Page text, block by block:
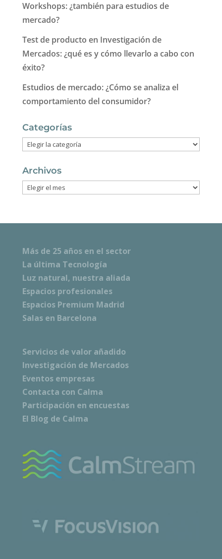
Workshops: ¿también para estudios de
mercado?
Test de producto en Investigación de
Mercados: ¿qué es y cómo llevarlo a cabo con
éxito?
Estudios de mercado: ¿Cómo se analiza el
comportamiento del consumidor?
Categorías
Categorías
Archivos
Archivos
Más de 25 años en el sector
La última Tecnología
Luz natural, nuestra aliada
Espacios profesionales
Espacios Premium Madrid
Salas en Barcelona
Servicios de valor añadido
Investigación de Mercados
Eventos empresas
Contacta con Calma
Participación en encuestas
El Blog de Calma